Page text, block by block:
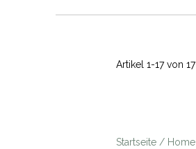
Artikel 1-17 von 17
Startseite / Home